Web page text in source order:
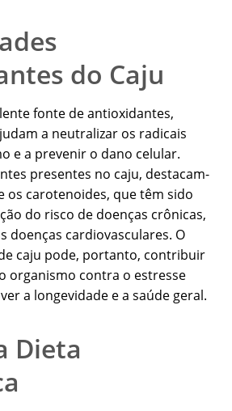
do Caju
fonte de antioxidantes,
a neutralizar os radicais
e a prevenir o dano celular.
presentes no caju, destacam-
os carotenoides, que têm sido
do risco de doenças crônicas,
doenças cardiovasculares. O
caju pode, portanto, contribuir
organismo contra o estresse
a longevidade e a saúde geral.
Dieta